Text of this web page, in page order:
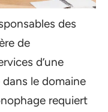
des
de
d’une
le domaine
requiert